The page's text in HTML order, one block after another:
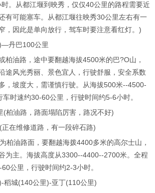
。从都江堰到映秀，仅仅40公里的路程需要近
有可能塞车。从都江堰往映秀30公里左右有一
，因此是单向放行，驾车时要注意看红灯。)
丹巴100公里
柏油路，途中要翻越海拔4500米的巴?O山，
途风光秀丽、景色宜人，行驶舒服，安全系数
，坡度大，需谨慎行驶。从海拔500米--4500-
时速约30-60公里，行驶时间约5-6小时。
柏油路，路面塌陷厉害，路况不好)
在维修道路，有一段碎石路)
柏油路面，要翻越海拨4400多米的高尔士山，
为主。海拔高度从3300--4400--2700米。全程
公里，行驶时间约2-3小时。
城(140公里)-亚丁(110公里)